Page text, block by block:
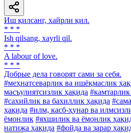
Иш қилсанг, хайрли қил.
* * *
Ish qilsang, xayrli qil.
* * *
A labour of love.
* * *
Добрые дела говорят сами за себя.
#меҳнатсеварлик ва ишёқмаслик
масъулиятсизлик ҳақида
#сахийлик ва бахиллик ҳақида
ҳақида #илм, касб-ҳунар ва
ёмонлик #яхшилик ва ёмонлик
натижа ҳақида #фойда ва зарар